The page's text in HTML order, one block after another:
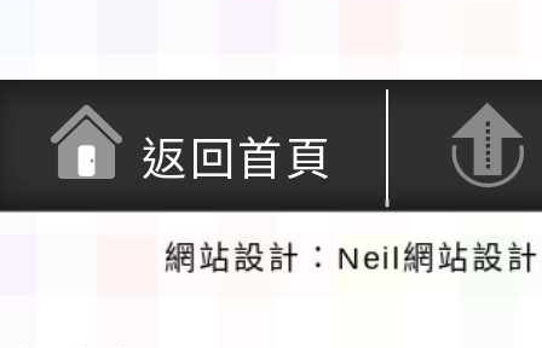
返回首頁
網站設計：Neil網站設